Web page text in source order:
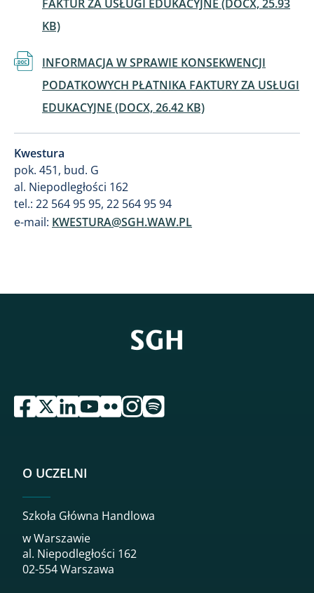
FAKTUR ZA USŁUGI EDUKACYJNE (DOCX, 25.93
KB)
DokumentINFORMACJA W SPRAWIE KONSEKWENCJI
PODATKOWYCH PŁATNIKA FAKTURY ZA USŁUGI
EDUKACYJNE (DOCX, 26.42 KB)
Kwestura
pok. 451, bud. G
al. Niepodległości 162
tel.: 22 564 95 95, 22 564 95 94
e-mail: KWESTURA@SGH.WAW.PL
przejdź do serwisu facebook sgh
przejdź do serwisu twitter sgh
przejdź do serwisu linkedin sgh
przejdź do serwisu youtube sgh
przejdź do serwisu flickr sgh
przejdź do serwisu instagram sgh
przejdź do serwisu spotify sgh
O UCZELNI
Szkoła Główna Handlowa
w Warszawie
al. Niepodległości 162
02-554 Warszawa